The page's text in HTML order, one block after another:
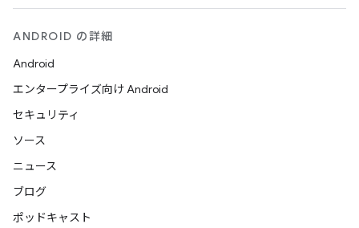
ANDROID の詳細
Android
エンタープライズ向け Android
セキュリティ
ソース
ニュース
ブログ
ポッドキャスト